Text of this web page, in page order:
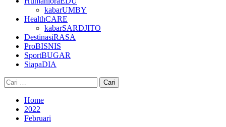
kabarUMBY
HealthCARE
kabarSARDJITO
DestinasiRASA
ProBISNIS
SportBUGAR
SiapaDIA
Cari
untuk:
Home
2022
Februari